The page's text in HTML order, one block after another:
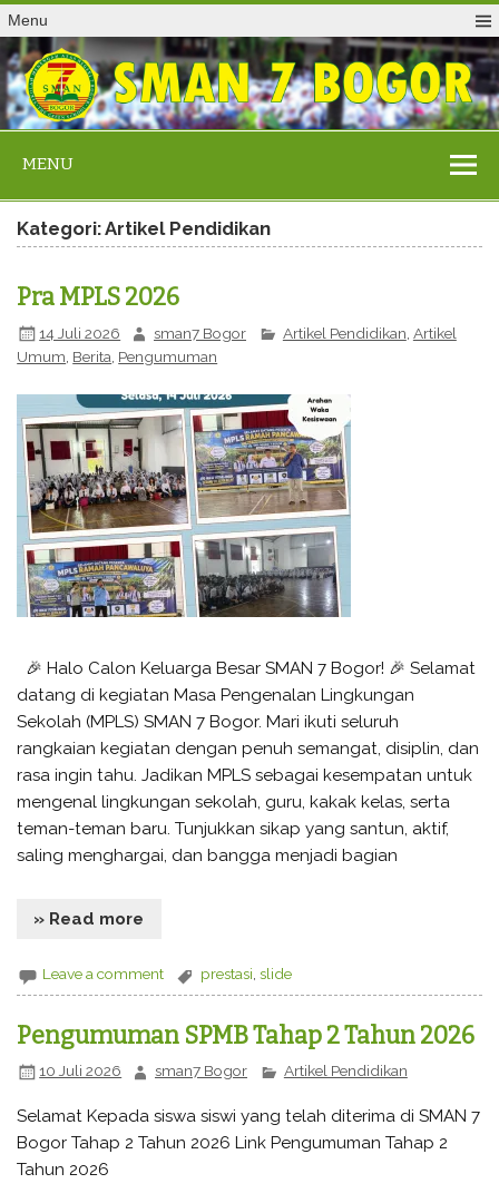
Menu
MENU
Kategori: Artikel Pendidikan
Pra MPLS 2026
14 Juli 2026 sman7 Bogor Artikel Pendidikan Artikel
Umum Berita Pengumuman
🎉 Halo Calon Keluarga Besar SMAN 7 Bogor! 🎉 Selamat
datang di kegiatan Masa Pengenalan Lingkungan
Sekolah (MPLS) SMAN 7 Bogor. Mari ikuti seluruh
rangkaian kegiatan dengan penuh semangat, disiplin, dan
rasa ingin tahu. Jadikan MPLS sebagai kesempatan untuk
mengenal lingkungan sekolah, guru, kakak kelas, serta
teman-teman baru. Tunjukkan sikap yang santun, aktif,
saling menghargai, dan bangga menjadi bagian
» Read more
Leave a comment prestasi ,slide
Pengumuman SPMB Tahap 2 Tahun 2026
10 Juli 2026 sman7 Bogor Artikel Pendidikan
Selamat Kepada siswa siswi yang telah diterima di SMAN 7
Bogor Tahap 2 Tahun 2026 Link Pengumuman Tahap 2
Tahun 2026